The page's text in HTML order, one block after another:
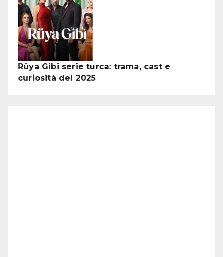
Rüya Gibi serie turca: trama, cast e
curiosità del 2025